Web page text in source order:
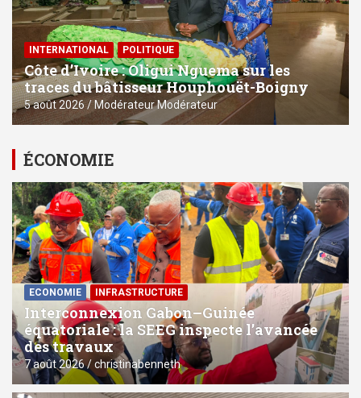
La Poste S.A entame sa grande mue : entre état des
INTERNATIONAL POLITIQUE
Côte d’Ivoire : Oligui Nguema sur les
traces du bâtisseur Houphouët-Boigny
5 août 2026 Modérateur Modérateur
ÉCONOMIE
ECONOMIE ⁠INFRASTRUCTURE
Interconnexion Gabon–Guinée
équatoriale : la SEEG inspecte l’avancée
des travaux
7 août 2026 christinabenneth